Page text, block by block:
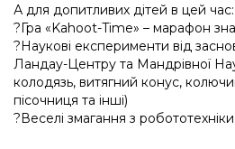
А для допитливих дітей в цей час:
?Гра «Kahoot-Time» – марафон
?Наукові експерименти від
Ландау-Центру та Мандрівної
колодязь, витягний конус,
пісочниця та інші)
?Веселі змагання з робототехніки.